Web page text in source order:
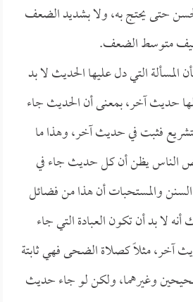
حتى يحتج به، ولا بشديد الضعف
متوسط الضعف.
المسألة التي دل عليها الحديث لا بد
حديث آخر، بمعنى أن الحديث جاء
فثبت في حديث آخر، وهذا ما
الناس يظن أن كل حديث جاء في
والمستحبات أن هذا من فضائل
لا بد أن تكون العبادة التي جاء
آخر، مثلاً كصلاة الضحى فهي ثابتة
وغيرهما، ولكن لو جاء حديث